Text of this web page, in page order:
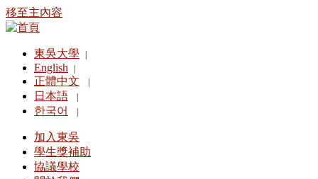
移至主內容
東吳大學
English
正體中文
日本語
한국어
加入東吳
學生獎補助
協議學校